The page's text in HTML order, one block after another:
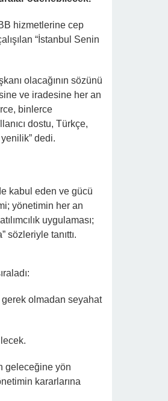
hizmetlerine cep
“İstanbul Senin
olacağının sözünü
ve iradesine her an
binlerce
dostu, Türkçe,
yenilik” dedi.
kabul eden ve gücü
yönetimin her an
uygulaması;
tanıttı.
gerek olmadan seyahat
geleceğine yön
kararlarına